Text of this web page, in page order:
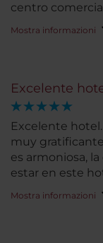
centro
Mostra informazioni
Excelente
Excelente
muy
es armoniosa,
estar en este
Mostra informazioni